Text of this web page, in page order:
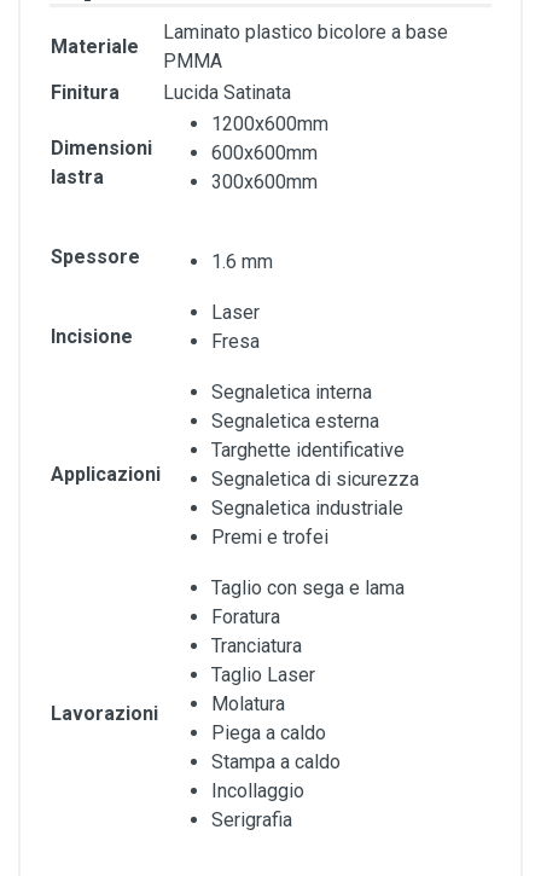
Materiale
Laminato plastico bicolore a base
PMMA
Finitura
Lucida Satinata
Dimensioni
lastra
1200x600mm
600x600mm
300x600mm
Spessore 1.6 mm
Incisione
Laser
Fresa
Applicazioni
Segnaletica interna
Segnaletica esterna
Targhette identificative
Segnaletica di sicurezza
Segnaletica industriale
Premi e trofei
Lavorazioni
Taglio con sega e lama
Foratura
Tranciatura
Taglio Laser
Molatura
Piega a caldo
Stampa a caldo
Incollaggio
Serigrafia